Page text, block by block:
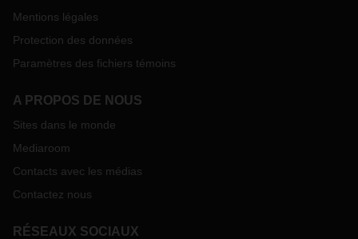
Mentions légales
Protection des données
Paramètres des fichiers témoins
A PROPOS DE NOUS
Sites dans le monde
Mediaroom
Contacts avec les médias
Contactez nous
RÉSEAUX SOCIAUX